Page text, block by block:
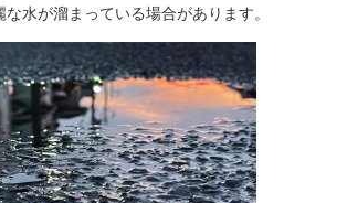
な水が溜まっている場合があります。